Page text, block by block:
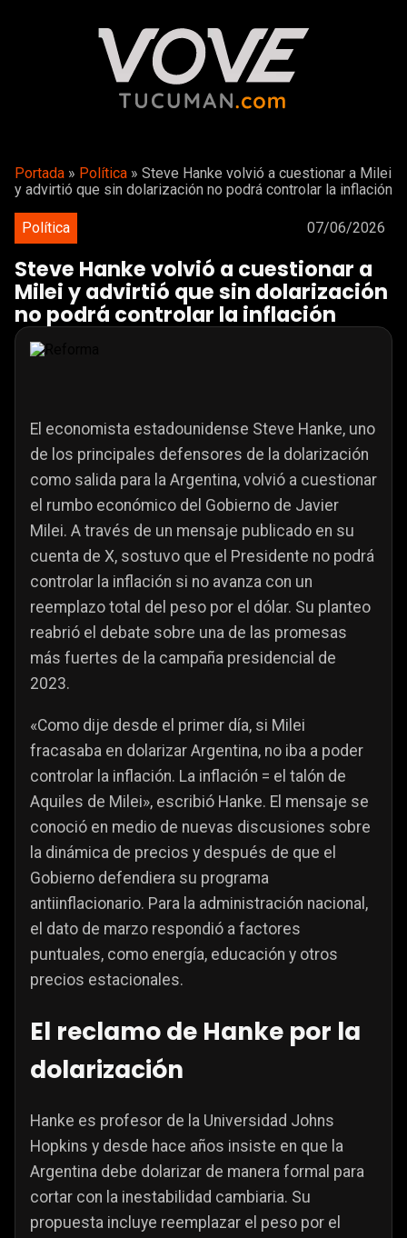
Portada » Política » Steve Hanke volvió a cuestionar a Milei
y advirtió que sin dolarización no podrá controlar la inflación
Política 07/06/2026
Steve Hanke volvió a cuestionar a
Milei y advirtió que sin dolarización
no podrá controlar la inflación
El economista estadounidense Steve Hanke, uno
de los principales defensores de la dolarización
como salida para la Argentina, volvió a cuestionar
el rumbo económico del Gobierno de Javier
Milei. A través de un mensaje publicado en su
cuenta de X, sostuvo que el Presidente no podrá
controlar la inflación si no avanza con un
reemplazo total del peso por el dólar. Su planteo
reabrió el debate sobre una de las promesas
más fuertes de la campaña presidencial de
2023.
«Como dije desde el primer día, si Milei
fracasaba en dolarizar Argentina, no iba a poder
controlar la inflación. La inflación = el talón de
Aquiles de Milei», escribió Hanke. El mensaje se
conoció en medio de nuevas discusiones sobre
la dinámica de precios y después de que el
Gobierno defendiera su programa
antiinflacionario. Para la administración nacional,
el dato de marzo respondió a factores
puntuales, como energía, educación y otros
precios estacionales.
El reclamo de Hanke por la
dolarización
Hanke es profesor de la Universidad Johns
Hopkins y desde hace años insiste en que la
Argentina debe dolarizar de manera formal para
cortar con la inestabilidad cambiaria. Su
propuesta incluye reemplazar el peso por el